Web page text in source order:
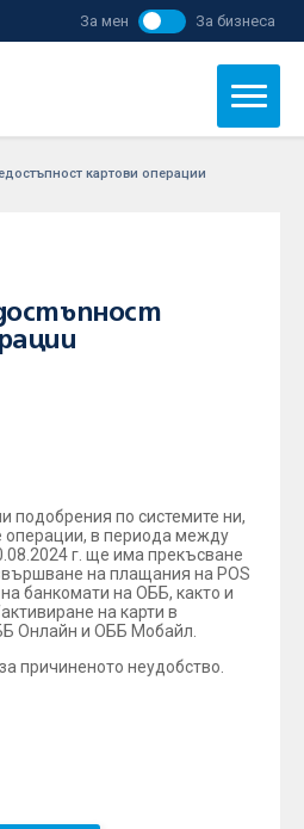
За мен За бизнеса
картови операции
подобрения по системите ни,
операции, в периода между
г. ще има прекъсване
на плащания на POS
банкомати на ОББ, както и
на карти в
Онлайн и ОББ Мобайл.
причиненото неудобство.